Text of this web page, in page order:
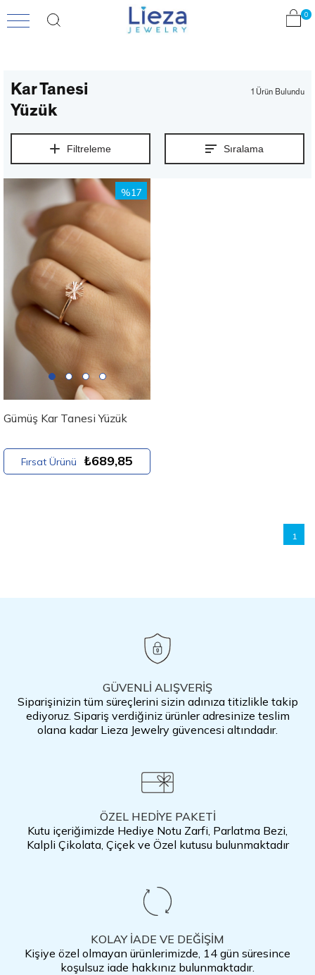
0
Kar Tanesi
Yüzük
1 Ürün
Filtreleme Sıralama
Gümüş Kar Tanesi Yüzük
Fırsat Ürünü ₺689,85
%17
1
GÜVENLİ ALIŞVERİŞ
Siparişinizin tüm süreçlerini sizin adınıza titizlikle takip
ediyoruz. Sipariş verdiğiniz ürünler adresinize teslim
olana kadar Lieza Jewelry güvencesi altındadır.
ÖZEL HEDİYE PAKETİ
Kutu içeriğimizde Hediye Notu Zarfi, Parlatma Bezi,
Kalpli Çikolata, Çiçek ve Özel kutusu bulunmaktadır
KOLAY İADE VE DEĞİŞİM
Kişiye özel olmayan ürünlerimizde, 14 gün süresince
koşulsuz iade hakkınız bulunmaktadır.